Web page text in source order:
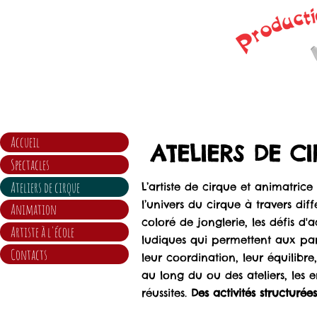
ATELIERS DE
L’artiste de cirque et
l’univers du cirque à travers
coloré de jonglerie, les défis
ludiques qui permettent aux
leur coordination, leur
au long du ou des ateliers, les
réussites. Des activités
Accueil
Spectacles
Ateliers de cirque
Animation
Artiste à l'école
Contacts